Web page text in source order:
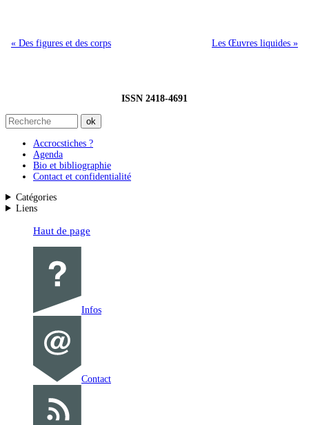
« Des figures et des corps Les Œuvres liquides »
ISSN 2418-4691
Accrocstiches ?
Agenda
Bio et bibliographie
Contact et confidentialité
Catégories
Liens
Haut de page
Infos
Contact